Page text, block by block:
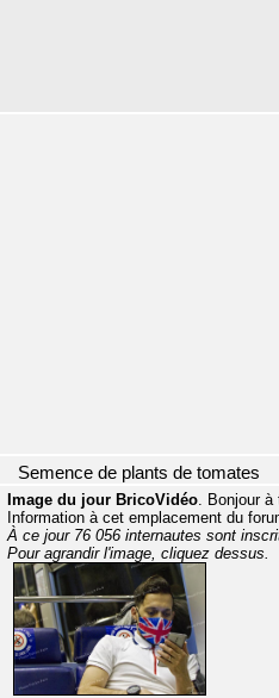
Semence de plants de tomates
Image du jour BricoVidéo. Bonjour à
Information à cet emplacement du
À ce jour 76 056 internautes sont
Pour agrandir l'image, cliquez dessus.